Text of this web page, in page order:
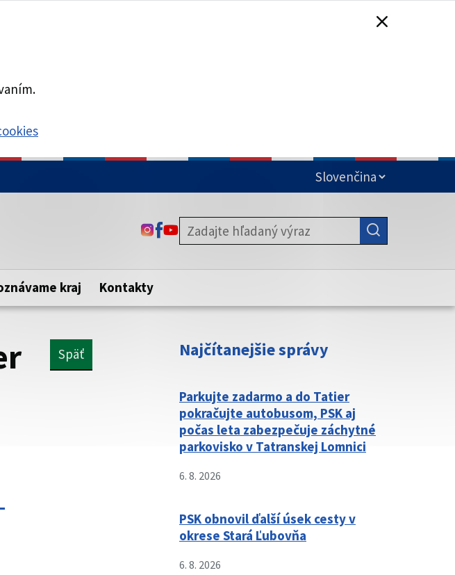
Táto stránka je zabezpečená
webovú stránku. Zabezpečená stránka vždy začína
pred názvom domény webového sídla.
ODKAZ SA OTVORÍ NA NOVEJ KARTE
ODKAZ SA OTVORÍ NA NOVEJ KARTE
ODKAZ SA OTVORÍ NA NOVEJ KARTE
kraj Kontakty
Späť Najčítanejšie správy
Parkujte zadarmo a do Tatier
pokračujte autobusom, PSK aj
počas leta zabezpečuje záchytné
parkovisko v Tatranskej Lomnici
6. 8. 2026
PSK obnovil ďalší úsek cesty v
okrese Stará Ľubovňa
6. 8. 2026